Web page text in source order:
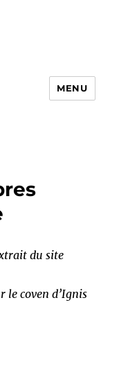
MENU
du site
le coven d’Ignis